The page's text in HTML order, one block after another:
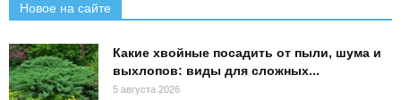
Новое на сайте
Какие хвойные посадить от пыли, шума и
выхлопов: виды для сложных...
5 августа 2026